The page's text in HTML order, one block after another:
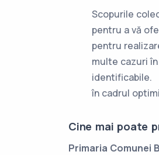
Scopurile
pentru a vă
pentru
multe cazuri
identificabile.
în cadrul
Cine mai poate
Primaria Comunei